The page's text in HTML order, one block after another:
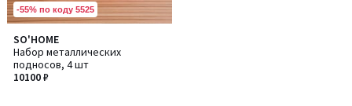
-55% по коду 5525
SO'HOME
Набор металлических
подносов, 4 шт
10100 ₽